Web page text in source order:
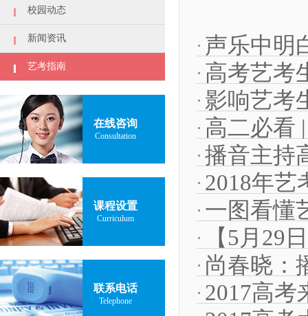
校园动态
新闻资讯
艺考指南
在线咨询
Consultation
课程设置
Curriculum
联系电话
Telephone
声乐中明
高考艺考
影响艺考
高二必看
播音主持
2018年艺
一图看懂
【5月29
尚春晓：
2017高考